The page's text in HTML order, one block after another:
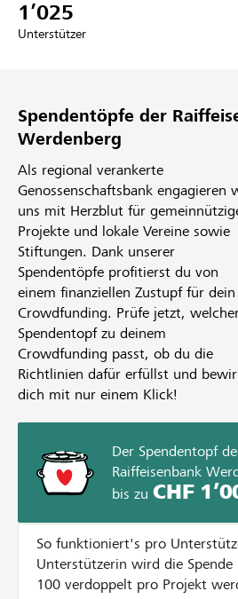
1’025
Unterstützer
Spendentöpfe der
Werdenberg
Als regional verankerte
Genossenschaftsbank engagieren
uns mit Herzblut für
Projekte und lokale Vereine sowie
Stiftungen. Dank unserer
Spendentöpfe profitierst du von
einem finanziellen Zustupf für dein
Crowdfunding. Prüfe jetzt,
Spendentopf zu deinem
Crowdfunding passt, ob du die
Richtlinien dafür erfüllst und
dich mit nur einem Klick!
Der Spendentopf
Raiffeisenbank
bis zu CHF
So funktioniert's pro Unterstützer oder
Unterstützerin wird die Spende
100 verdoppelt pro Projekt werden 10% vom